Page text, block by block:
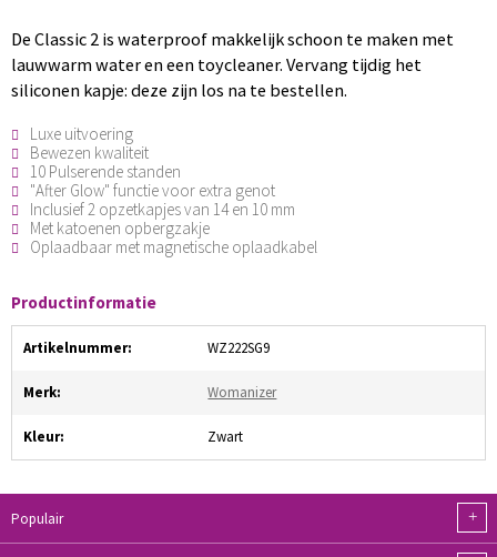
De Classic 2 is waterproof makkelijk schoon te maken met
lauwwarm water en een toycleaner. Vervang tijdig het
siliconen kapje: deze zijn los na te bestellen.
Luxe uitvoering
Bewezen kwaliteit
10 Pulserende standen
"After Glow" functie voor extra genot
Inclusief 2 opzetkapjes van 14 en 10 mm
Met katoenen opbergzakje
Oplaadbaar met magnetische oplaadkabel
Productinformatie
Artikelnummer: WZ222SG9
Merk: Womanizer
Kleur: Zwart
Populair +